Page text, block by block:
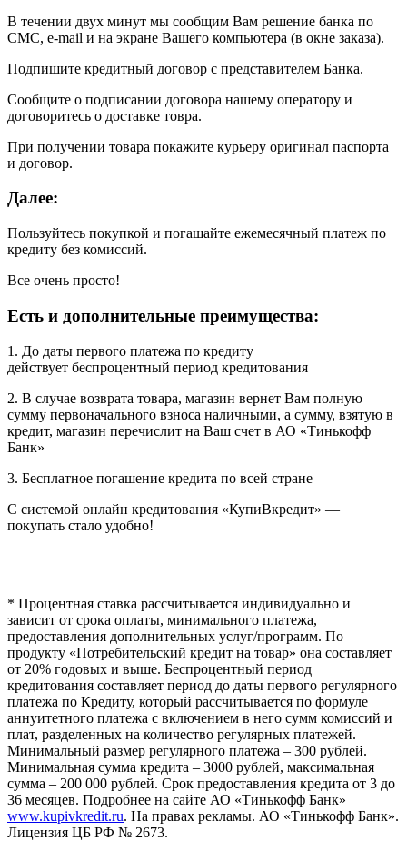
В течении двух минут мы сообщим Вам решение банка по
СМС, e-mail и на экране Вашего компьютера (в окне заказа).
Подпишите кредитный договор с представителем Банка.
Сообщите о подписании договора нашему оператору и
договоритесь о доставке товра.
При получении товара покажите курьеру оригинал паспорта
и договор.
Далее:
Пользуйтесь покупкой и погашайте ежемесячный платеж по
кредиту без комиссий.
Все очень просто!
Есть и дополнительные преимущества:
1. До даты первого платежа по кредиту
действует беспроцентный период кредитования
2. В случае возврата товара, магазин вернет Вам полную
сумму первоначального взноса наличными, а сумму, взятую в
кредит, магазин перечислит на Ваш счет в АО «Тинькофф
Банк»
3. Бесплатное погашение кредита по всей стране
С системой онлайн кредитования «КупиВкредит» —
покупать стало удобно!
* Процентная ставка рассчитывается индивидуально и
зависит от срока оплаты, минимального платежа,
предоставления дополнительных услуг/программ. По
продукту «Потребительский кредит на товар» она составляет
от 20% годовых и выше. Беспроцентный период
кредитования составляет период до даты первого регулярного
платежа по Кредиту, который рассчитывается по формуле
аннуитетного платежа с включением в него сумм комиссий и
плат, разделенных на количество регулярных платежей.
Минимальный размер регулярного платежа – 300 рублей.
Минимальная сумма кредита – 3000 рублей, максимальная
сумма – 200 000 рублей. Срок предоставления кредита от 3 до
36 месяцев. Подробнее на сайте АО «Тинькофф Банк»
www.kupivkredit.ru. На правах рекламы. АО «Тинькофф Банк».
Лицензия ЦБ РФ № 2673.